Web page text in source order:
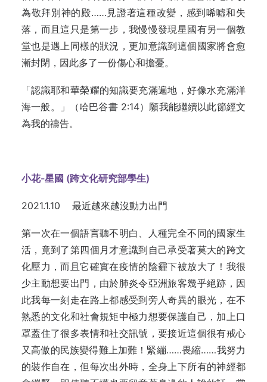
為敬拜別神的殿……見證著這種改變，感到唏噓和失
落，而且這只是第一步，我慢慢發現星國有另一個教
堂也是遇上同樣的狀況，更加意識到這個國家將會愈
漸封閉，因此多了一份傷心和擔憂。
「認識耶和華榮耀的知識要充滿遍地，好像水充滿洋
海一般。」（哈巴谷書 2:14）願我能繼續以此節經文
為我的禱告。
小花-星國 (跨文化研究部學生)
2021.1.10 最近越來越沒動力出門
第一次在一個語言聽不明白、人種完全不同的國家生
活，竟到了第四個月才意識到自己承受著莫大的跨文
化壓力，而且它確實在疫情的陰霾下被放大了！我很
少主動想要出門，由於肺炎令亞洲旅客幾乎絕跡，因
此我每一刻走在路上都感受到旁人奇異的眼光，在不
熟悉的文化和社會規矩中極力想要保護自己，加上口
罩蓋住了很多表情和社交訊號，要接近這個很有戒心
又高傲的民族變得難上加難！緊繃……畏縮……我努力
的裝作自在，但每次出外時，全身上下所有的神經都